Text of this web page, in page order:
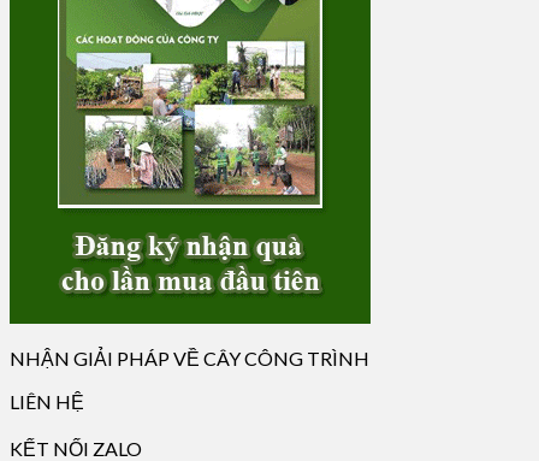
NHẬN GIẢI PHÁP VỀ CÂY CÔNG TRÌNH
LIÊN HỆ
KẾT NỐI ZALO